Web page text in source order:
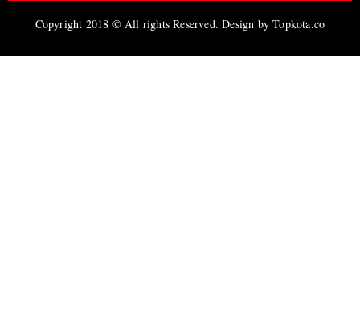
Copyright 2018 © All rights Reserved. Design by Topkota.co